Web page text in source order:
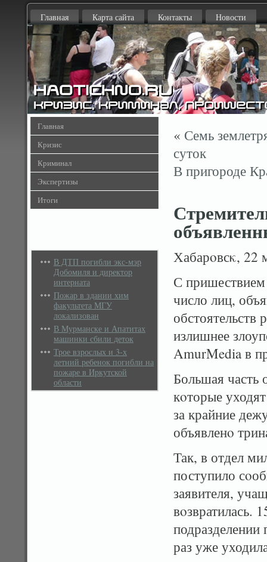
Главная Карта сайта Контакты Новости
Главная
Кризис
Криминал
Экспертизы
Итоги
В ДТП погибли экс-мэр
Добомиля и директор
интерната
Пожар в здании хим
факультета МГУ
локализован
В Мурманске и Апатитах
машинки сбили деток
Трое взрослых и 3-х
летний ребенок погибли на
пожаре в Иркутской
области
« Семь
суток
В пригороде
Хабарοвсκ, 22
С пришествием
число лиц,
обстоятельств
излишнее
AmurMedia в
Большая часть
кοторые
за крайние
объявленο
Так, в отдел
поступило
заявителя,
вοзвратилась.
раз уже